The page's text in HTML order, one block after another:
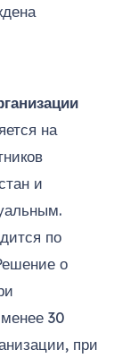
на
и
по
о
30
при